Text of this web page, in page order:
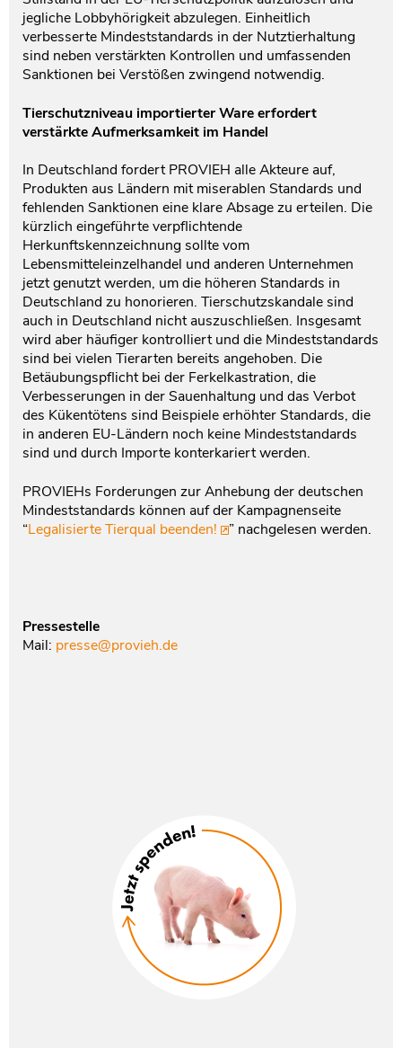
jegliche Lobbyhörigkeit abzulegen. Einheitlich
verbesserte Mindeststandards in der Nutztierhaltung
sind neben verstärkten Kontrollen und umfassenden
Sanktionen bei Verstößen zwingend notwendig.
Tierschutzniveau importierter Ware erfordert
verstärkte Aufmerksamkeit im Handel
In Deutschland fordert PROVIEH alle Akteure auf,
Produkten aus Ländern mit miserablen Standards und
fehlenden Sanktionen eine klare Absage zu erteilen. Die
kürzlich eingeführte verpflichtende
Herkunftskennzeichnung sollte vom
Lebensmitteleinzelhandel und anderen Unternehmen
jetzt genutzt werden, um die höheren Standards in
Deutschland zu honorieren. Tierschutzskandale sind
auch in Deutschland nicht auszuschließen. Insgesamt
wird aber häufiger kontrolliert und die Mindeststandards
sind bei vielen Tierarten bereits angehoben. Die
Betäubungspflicht bei der Ferkelkastration, die
Verbesserungen in der Sauenhaltung und das Verbot
des Kükentötens sind Beispiele erhöhter Standards, die
in anderen EU-Ländern noch keine Mindeststandards
sind und durch Importe konterkariert werden.
PROVIEHs Forderungen zur Anhebung der deutschen
Mindeststandards können auf der Kampagnenseite
“Legalisierte Tierqual beenden! ” nachgelesen werden.
Pressestelle
Mail: presse@provieh.de